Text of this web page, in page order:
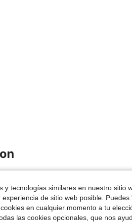
y tecnologías similares en nuestro sitio
de sitio web posible.
en cualquier momento a tu
las cookies opcionales, que nos